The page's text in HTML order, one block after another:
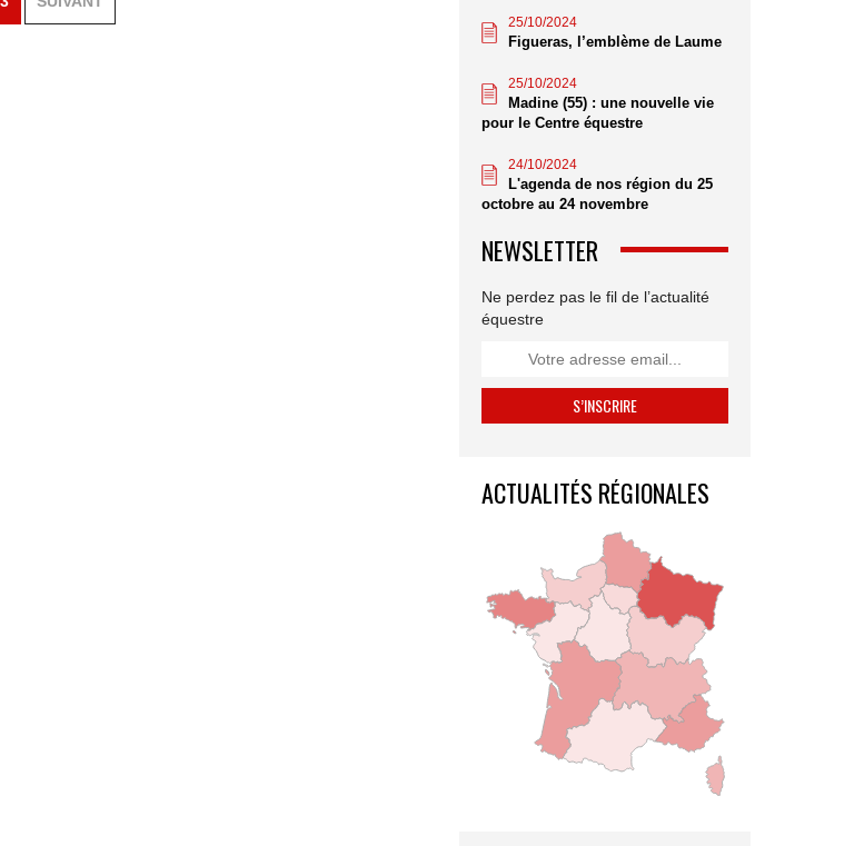
25/10/2024
Figueras, l’emblème de Laume
25/10/2024
Madine (55) : une nouvelle vie
pour le Centre équestre
24/10/2024
L'agenda de nos région du 25
octobre au 24 novembre
NEWSLETTER
Ne perdez pas le fil de l’actualité
équestre
ACTUALITÉS RÉGIONALES